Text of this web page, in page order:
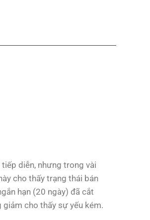
diễn, nhưng trong vài
cho thấy trạng thái bán
hạn (20 ngày) đã cắt
cho thấy sự yếu kém.